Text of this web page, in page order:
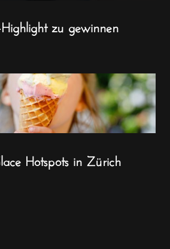
zu gewinnen
Hotspots in Zürich